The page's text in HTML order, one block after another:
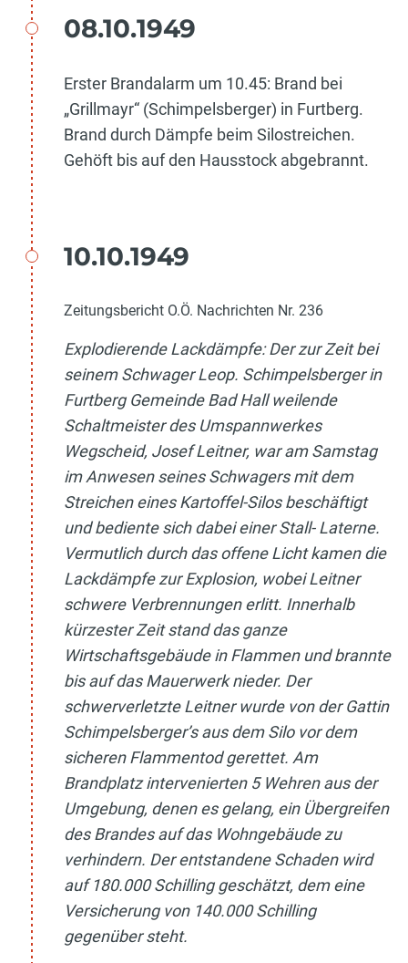
08.10.1949
Erster Brandalarm um 10.45: Brand bei
„Grillmayr“ (Schimpelsberger) in Furtberg.
Brand durch Dämpfe beim Silostreichen.
Gehöft bis auf den Hausstock abgebrannt.
10.10.1949
Zeitungsbericht O.Ö. Nachrichten Nr. 236
Explodierende Lackdämpfe: Der zur Zeit bei
seinem Schwager Leop. Schimpelsberger in
Furtberg Gemeinde Bad Hall weilende
Schaltmeister des Umspannwerkes
Wegscheid, Josef Leitner, war am Samstag
im Anwesen seines Schwagers mit dem
Streichen eines Kartoffel-Silos beschäftigt
und bediente sich dabei einer Stall- Laterne.
Vermutlich durch das offene Licht kamen die
Lackdämpfe zur Explosion, wobei Leitner
schwere Verbrennungen erlitt. Innerhalb
kürzester Zeit stand das ganze
Wirtschaftsgebäude in Flammen und brannte
bis auf das Mauerwerk nieder. Der
schwerverletzte Leitner wurde von der Gattin
Schimpelsberger’s aus dem Silo vor dem
sicheren Flammentod gerettet. Am
Brandplatz intervenierten 5 Wehren aus der
Umgebung, denen es gelang, ein Übergreifen
des Brandes auf das Wohngebäude zu
verhindern. Der entstandene Schaden wird
auf 180.000 Schilling geschätzt, dem eine
Versicherung von 140.000 Schilling
gegenüber steht.